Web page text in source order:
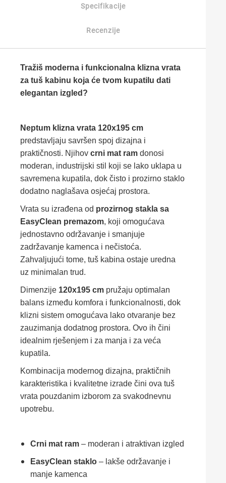
Specifikacije
Recenzije
Tražiš moderna i funkcionalna klizna vrata
za tuš kabinu koja će tvom kupatilu dati
elegantan izgled?
Neptum klizna vrata 120x195 cm
predstavljaju savršen spoj dizajna i
praktičnosti. Njihov crni mat ram donosi
moderan, industrijski stil koji se lako uklapa u
savremena kupatila, dok čisto i prozirno staklo
dodatno naglašava osjećaj prostora.
Vrata su izrađena od prozirnog stakla sa
EasyClean premazom, koji omogućava
jednostavno održavanje i smanjuje
zadržavanje kamenca i nečistoća.
Zahvaljujući tome, tuš kabina ostaje uredna
uz minimalan trud.
Dimenzije 120x195 cm pružaju optimalan
balans između komfora i funkcionalnosti, dok
klizni sistem omogućava lako otvaranje bez
zauzimanja dodatnog prostora. Ovo ih čini
idealnim rješenjem i za manja i za veća
kupatila.
Kombinacija modernog dizajna, praktičnih
karakteristika i kvalitetne izrade čini ova tuš
vrata pouzdanim izborom za svakodnevnu
upotrebu.
Crni mat ram – moderan i atraktivan izgled
EasyClean staklo – lakše održavanje i
manje kamenca